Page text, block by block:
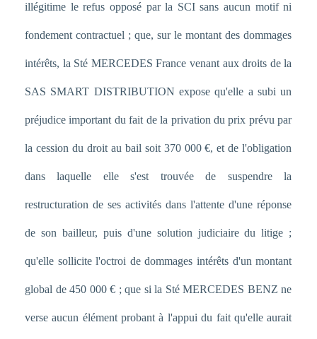
illégitime le refus opposé par la SCI sans aucun motif ni
fondement contractuel ; que, sur le montant des dommages
intérêts, la Sté MERCEDES France venant aux droits de la
SAS SMART DISTRIBUTION expose qu'elle a subi un
préjudice important du fait de la privation du prix prévu par
la cession du droit au bail soit 370 000 €, et de l'obligation
dans laquelle elle s'est trouvée de suspendre la
restructuration de ses activités dans l'attente d'une réponse
de son bailleur, puis d'une solution judiciaire du litige ;
qu'elle sollicite l'octroi de dommages intérêts d'un montant
global de 450 000 € ; que si la Sté MERCEDES BENZ ne
verse aucun élément probant à l'appui du fait qu'elle aurait